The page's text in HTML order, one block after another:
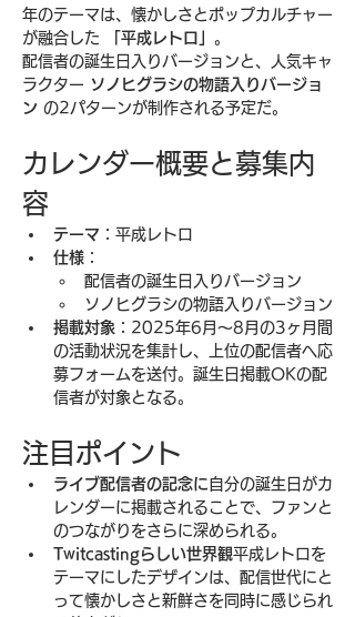
年のテーマは、懐かしさとポップカルチャー
が融合した
「平成レトロ」 。
配信者の誕生日入りバージョンと、人気キャ
ラクター ソノヒグラシの物語入りバージョ
ン の2パターンが制作される予定だ。
カレンダー概要と募集内
容
テーマ ：平成レトロ
仕様 ：
配信者の誕生日入りバージョン
ソノヒグラシの物語入りバージョン
掲載対象 ：2025年6月〜8月の3ヶ月間
の活動状況を集計し、上位の配信者へ応
募フォームを送付。誕生日掲載OKの配
信者が対象となる。
注目ポイント
ライブ配信者の記念に 自分の誕生日がカ
レンダーに掲載されることで、ファンと
のつながりをさらに深められる。
Twitcastingらしい世界観平成レトロを
テーマにしたデザインは、配信世代にと
って懐かしさと新鮮さを同時に感じられ